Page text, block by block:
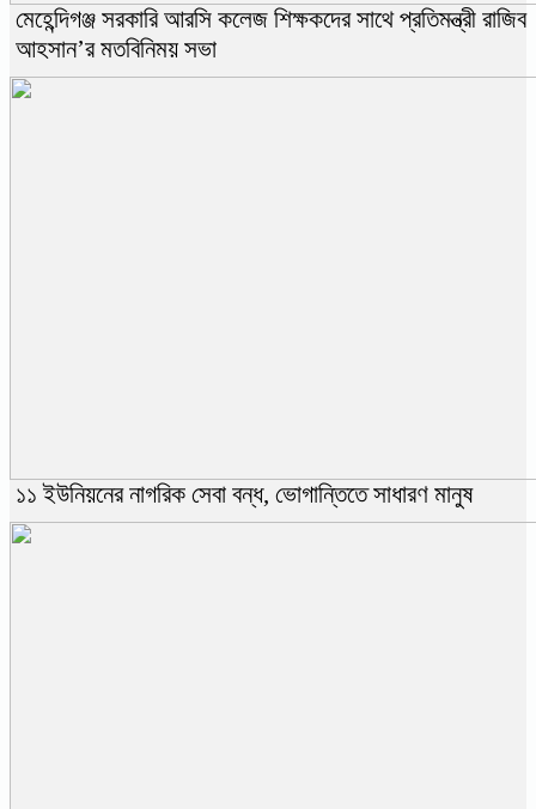
মেহেন্দিগঞ্জ সরকারি আরসি কলেজ শিক্ষকদের সাথে প্রতিমন্ত্রী রাজিব
আহসান’র মতবিনিময় সভা
১১ ইউনিয়নের নাগরিক সেবা বন্ধ, ভোগান্তিতে সাধারণ মানুষ